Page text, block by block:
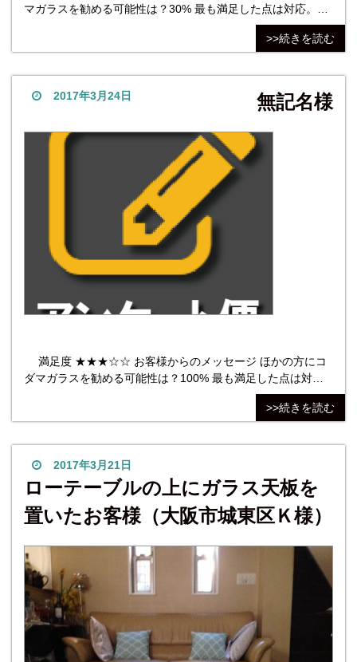
マガラスを勧める可能性は？30% 最も満足した点は対応。最
も不満だった点は価格。価格が少し高いのでがっかりしまし
た、ただ、ここで購入すると決めたのは対応の丁寧さです。
めて、あえて１つにしました。 コダマガラスを勧める可能性
は
>>続きを読む
2017年3月24日 無記名様
ダマガラスを勧める可能性は？100% 最も満足した点は対
応。最も不満だった点は価格。とくにありません。 コダマガ
ラスを勧める可能性は100％で、理由としては電話でもメール
>>続きを読む
2017年3月21日
ローテーブルの上にガラス天板を
置いたお客様（大阪市城東区Ｋ様）